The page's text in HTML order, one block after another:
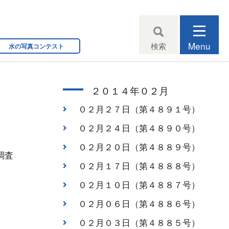
水の写真コンテスト Menu
検索
査
２０１４年０２月
０２月２７日（第４８９１号）
０２月２４日（第４８９０号）
０２月２０日（第４８８９号）
０２月１７日（第４８８８号）
０２月１０日（第４８８７号）
０２月０６日（第４８８６号）
０２月０３日（第４８８５号）